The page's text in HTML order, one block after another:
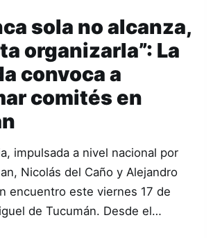
sola no alcanza,
organizarla”: La
convoca a
comités en
impulsada a nivel nacional por
Nicolás del Caño y Alejandro
encuentro este viernes 17 de
de Tucumán. Desde el…